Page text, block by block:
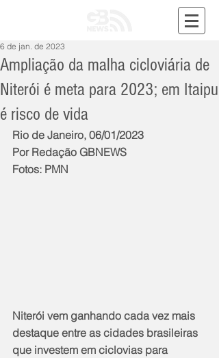
Ampliação da malha cicloviária de
Niterói é meta para 2023; em Itaipu
é risco de vida
6 de jan. de 2023
Rio de Janeiro, 06/01/2023
Por Redação GBNEWS
Fotos: PMN
Niterói vem ganhando cada vez mais
destaque entre as cidades brasileiras
que investem em ciclovias para